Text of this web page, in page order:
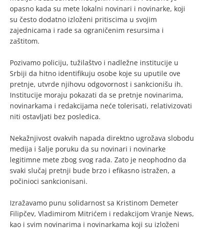
opasno kada su mete lokalni novinari i novinarke, koji
su često dodatno izloženi pritiscima u svojim
zajednicama i rade sa ograničenim resursima i
zaštitom.
Pozivamo policiju, tužilaštvo i nadležne institucije u
Srbiji da hitno identifikuju osobe koje su uputile ove
pretnje, utvrde njihovu odgovornost i sankcionišu ih.
Institucije moraju pokazati da se pretnje novinarima,
novinarkama i redakcijama neće tolerisati, relativizovati
niti ostavljati bez posledica.
Nekažnjivost ovakvih napada direktno ugrožava slobodu
medija i šalje poruku da su novinari i novinarke
legitimne mete zbog svog rada. Zato je neophodno da
svaki slučaj pretnji bude brzo i efikasno istražen, a
počinioci sankcionisani.
Izražavamo punu solidarnost sa Kristinom Demeter
Filipčev, Vladimirom Mitrićem i redakcijom Vranje News,
kao i svim novinarima i novinarkama koji su izloženi